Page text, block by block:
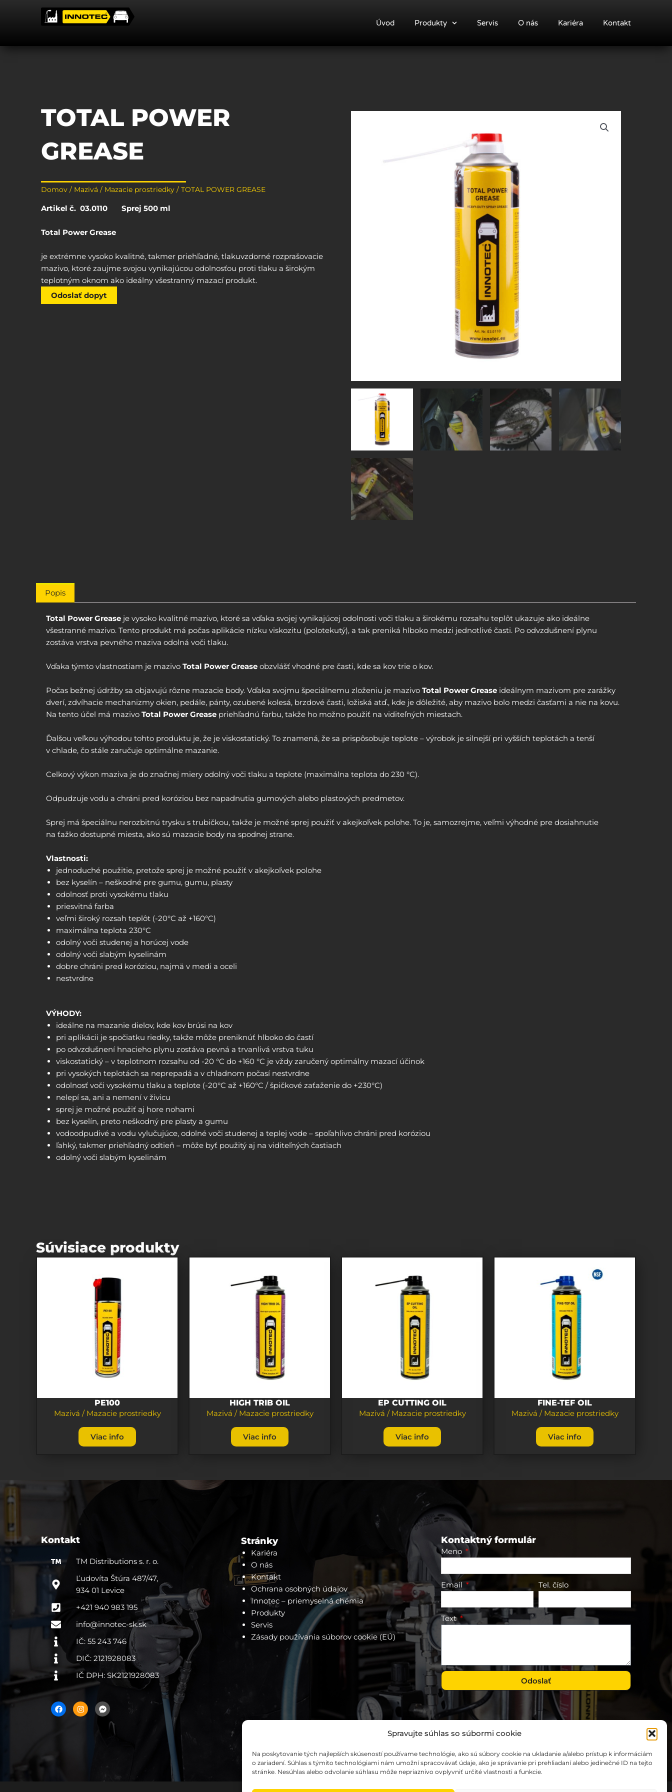
Spravujte súhlas so súbormi cookie
Na poskytovanie tých najlepších skúseností používame technológie, ako sú súbory cookie na ukladanie a/alebo prístup k informáciám
o zariadení. Súhlas s týmito technológiami nám umožní spracovávať údaje, ako je správanie pri prehliadaní alebo jedinečné ID na tejto
stránke. Nesúhlas alebo odvolanie súhlasu môže nepriaznivo ovplyvniť určité vlastnosti a funkcie.
Úvod Produkty Servis O nás Kariéra Kontakt
TOTAL POWER
GREASE
Domov / Mazivá / Mazacie prostriedky / TOTAL POWER GREASE
Artikel č. 03.0110 Sprej 500 ml
Total Power Grease
je extrémne vysoko kvalitné, takmer priehľadné, tlakuvzdorné rozprašovacie
mazivo, ktoré zaujme svojou vynikajúcou odolnosťou proti tlaku a širokým
teplotným oknom ako ideálny všestranný mazací produkt.
Odoslať dopyt
Popis
Total Power Grease je vysoko kvalitné mazivo, ktoré sa vďaka svojej vynikajúcej odolnosti voči tlaku a širokému rozsahu teplôt ukazuje ako ideálne
všestranné mazivo. Tento produkt má počas aplikácie nízku viskozitu (polotekutý), a tak preniká hlboko medzi jednotlivé časti. Po odvzdušnení plynu
zostáva vrstva pevného maziva odolná voči tlaku.
Vďaka týmto vlastnostiam je mazivo Total Power Grease obzvlášť vhodné pre časti, kde sa kov trie o kov.
Počas bežnej údržby sa objavujú rôzne mazacie body. Vďaka svojmu špeciálnemu zloženiu je mazivo Total Power Grease ideálnym mazivom pre zarážky
dverí, zdvíhacie mechanizmy okien, pedále, pánty, ozubené kolesá, brzdové časti, ložiská atď., kde je dôležité, aby mazivo bolo medzi časťami a nie na kovu.
Na tento účel má mazivo Total Power Grease priehľadnú farbu, takže ho možno použiť na viditeľných miestach.
Ďalšou veľkou výhodou tohto produktu je, že je viskostatický. To znamená, že sa prispôsobuje teplote – výrobok je silnejší pri vyšších teplotách a tenší
v chlade, čo stále zaručuje optimálne mazanie.
Celkový výkon maziva je do značnej miery odolný voči tlaku a teplote (maximálna teplota do 230 °C).
Odpudzuje vodu a chráni pred koróziou bez napadnutia gumových alebo plastových predmetov.
Sprej má špeciálnu nerozbitnú trysku s trubičkou, takže je možné sprej použiť v akejkoľvek polohe. To je, samozrejme, veľmi výhodné pre dosiahnutie
na ťažko dostupné miesta, ako sú mazacie body na spodnej strane.
Vlastnosti:
jednoduché použitie, pretože sprej je možné použiť v akejkoľvek polohe
bez kyselín – neškodné pre gumu, gumu, plasty
odolnosť proti vysokému tlaku
priesvitná farba
veľmi široký rozsah teplôt (-20°C až +160°C)
maximálna teplota 230°C
odolný voči studenej a horúcej vode
odolný voči slabým kyselinám
dobre chráni pred koróziou, najmä v medi a oceli
nestvrdne
VÝHODY:
ideálne na mazanie dielov, kde kov brúsi na kov
pri aplikácii je spočiatku riedky, takže môže preniknúť hlboko do častí
po odvzdušnení hnacieho plynu zostáva pevná a trvanlivá vrstva tuku
viskostatický – v teplotnom rozsahu od -20 °C do +160 °C je vždy zaručený optimálny mazací účinok
pri vysokých teplotách sa neprepadá a v chladnom počasí nestvrdne
odolnosť voči vysokému tlaku a teplote (-20°C až +160°C / špičkové zaťaženie do +230°C)
nelepí sa, ani a nemení v živicu
sprej je možné použiť aj hore nohami
bez kyselín, preto neškodný pre plasty a gumu
vodoodpudivé a vodu vylučujúce, odolné voči studenej a teplej vode – spoľahlivo chráni pred koróziou
ľahký, takmer priehľadný odtieň – môže byť použitý aj na viditeľných častiach
odolný voči slabým kyselinám
Súvisiace produkty
PE100
Mazivá / Mazacie prostriedky
Viac info
HIGH TRIB OIL
Mazivá / Mazacie prostriedky
Viac info
EP CUTTING OIL
Mazivá / Mazacie prostriedky
Viac info
FINE-TEF OIL
Mazivá / Mazacie prostriedky
Viac info
Kontakt
TM Distributions s. r. o.
Ľudovíta Štúra 487/47,
934 01 Levice
+421 940 983 195
info@innotec-sk.sk
IČ: 55 243 746
DIČ: 2121928083
IČ DPH: SK2121928083
a
c
e
n
s
t
a
c
e
s
Stránky
Kariéra
O nás
Kontakt
Ochrana osobných údajov
Innotec – priemyselná chémia
Produkty
Servis
Zásady používania súborov cookie (EÚ)
Kontaktný formulár
Meno
Email Tel. číslo
Text
Odoslať